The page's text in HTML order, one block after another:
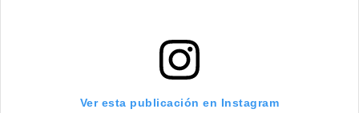
Ver esta publicación en Instagram